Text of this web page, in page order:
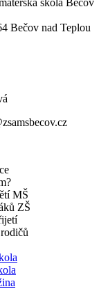
Bečov nad Teplou
MŠ
ZŠ